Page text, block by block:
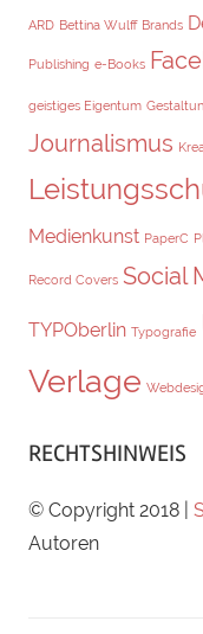
ARD Bettina Wulff Brands
Publishing e-Books
geistiges Eigentum
Journalismus
Medienkunst PaperC
Record Covers Social
TYPOberlin Typografie
Verlage
RECHTSHINWEIS
© Copyright 2018 |
Autoren